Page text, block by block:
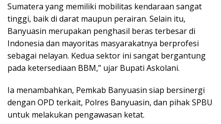
Sumatera yang memiliki mobilitas kendaraan sangat
tinggi, baik di darat maupun perairan. Selain itu,
Banyuasin merupakan penghasil beras terbesar di
Indonesia dan mayoritas masyarakatnya berprofesi
sebagai nelayan. Kedua sektor ini sangat bergantung
pada ketersediaan BBM,” ujar Bupati Askolani.
Ia menambahkan, Pemkab Banyuasin siap bersinergi
dengan OPD terkait, Polres Banyuasin, dan pihak SPBU
untuk melakukan pengawasan ketat.